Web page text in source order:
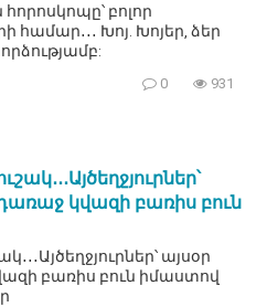
բոլոր
Խոյ. Խոյեր, ձեր
0 931
կվազի բառիս բուն
այսօր
բառիս բուն իմաստով